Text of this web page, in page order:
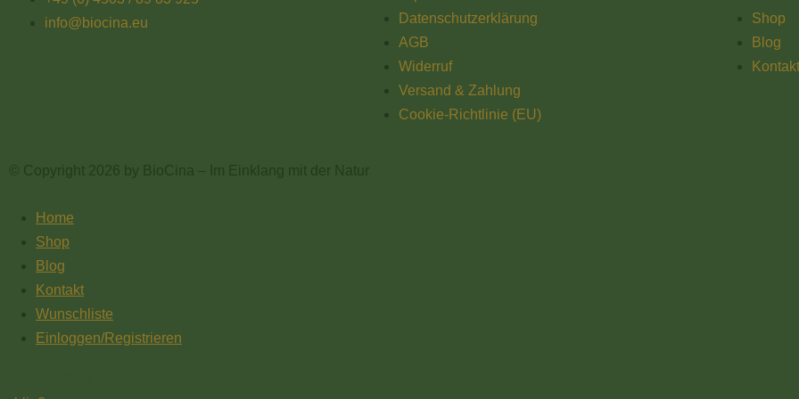
info@biocina.eu
Datenschutzerklärung
AGB
Widerruf
Versand & Zahlung
Cookie-Richtlinie (EU)
Shop
Blog
© Copyright 2026 by BioCina – Im Einklang mit der Natur
Home
Shop
Blog
Kontakt
Wunschliste
Einloggen/Registrieren